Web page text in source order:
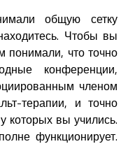
общую сетку
Чтобы вы
понимали, что точно
конференции,
членом
терапии, и точно
которых вы учились.
функционирует.